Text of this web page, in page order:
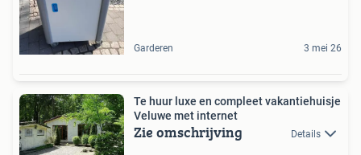
Garderen 3 mei 26
Te huur luxe en compleet vakantiehuisje
Veluwe met internet
Zie omschrijving Details